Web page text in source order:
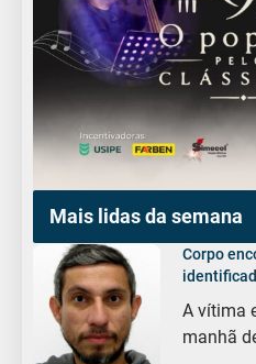
Mais lidas da semana
Corpo
A vítima
manhã